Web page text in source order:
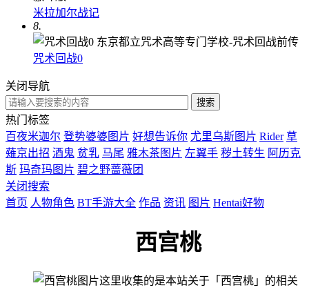
米拉加尔战记
8.
咒术回战0
关闭导航
热门标签
百夜米迦尔 登势婆婆图片 好想告诉你 尤里乌斯图片 Rider 草
薙京出招 酒鬼 贫乳 马尾 雅木茶图片 左翼手 秽土转生 阿历克
斯 玛奇玛图片 碧之野蔷薇团
关闭搜索
首页 人物角色 BT手游大全 作品 资讯 图片 Hentai好物
西宫桃
这里收集的是本站关于「西宫桃」的相关